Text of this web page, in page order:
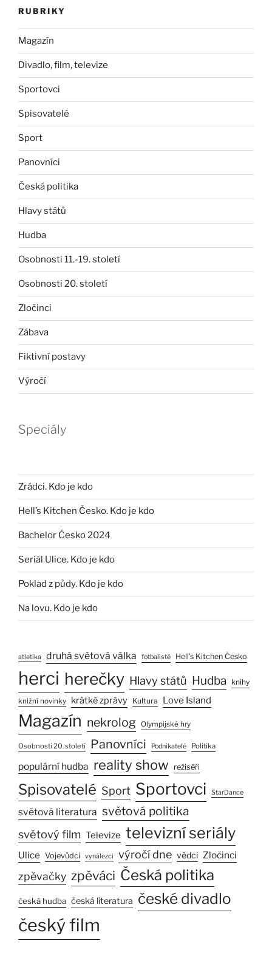
RUBRIKY
Magazín
Divadlo, film, televize
Sportovci
Spisovatelé
Sport
Panovníci
Česká politika
Hlavy států
Hudba
Osobnosti 11.-19. století
Osobnosti 20. století
Zločinci
Zábava
Fiktivní postavy
Výročí
Speciály
Zrádci. Kdo je kdo
Hell’s Kitchen Česko. Kdo je kdo
Bachelor Česko 2024
Seriál Ulice. Kdo je kdo
Poklad z půdy. Kdo je kdo
Na lovu. Kdo je kdo
atletika druhá světová válka fotbalisté Hell’s Kitchen Česko
herci herečky Hlavy států Hudba knihy
knižní novinky krátké zprávy Kultura Love Island
Magazín nekrolog Olympijské hry
Osobnosti 20. století Panovníci Podnikatelé Politika
populární hudba reality show režiséři
Spisovatelé Sport Sportovci StarDance
světová literatura světová politika
světový film Televize televizní seriály
Ulice Vojevůdci vynálezci výročí dne vědci Zločinci
zpěvačky zpěváci Česká politika
česká hudba česká literatura české divadlo
český film